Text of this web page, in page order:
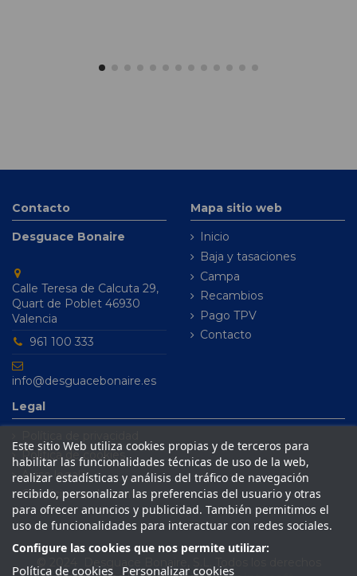
Contacto
Desguace Bonaire
Calle Teresa de Calcuta 29,
Quart de Poblet 46930
Valencia
961 100 333
info@desguacebonaire.es
Mapa sitio web
Inicio
Baja y tasaciones
Campa
Recambios
Pago TPV
Contacto
Legal
Política de cookies
Aviso legal
Condiciones de venta
Este sitio Web utiliza cookies propias y de terceros para
habilitar las funcionalidades técnicas de uso de la web,
realizar estadísticas y análisis del tráfico de navegación
recibido, personalizar las preferencias del usuario y otras
para ofrecer anuncios y publicidad. También permitimos el
uso de funcionalidades para interactuar con redes sociales.
Configure las cookies que nos permite utilizar:
Política de cookies Personalizar cookies